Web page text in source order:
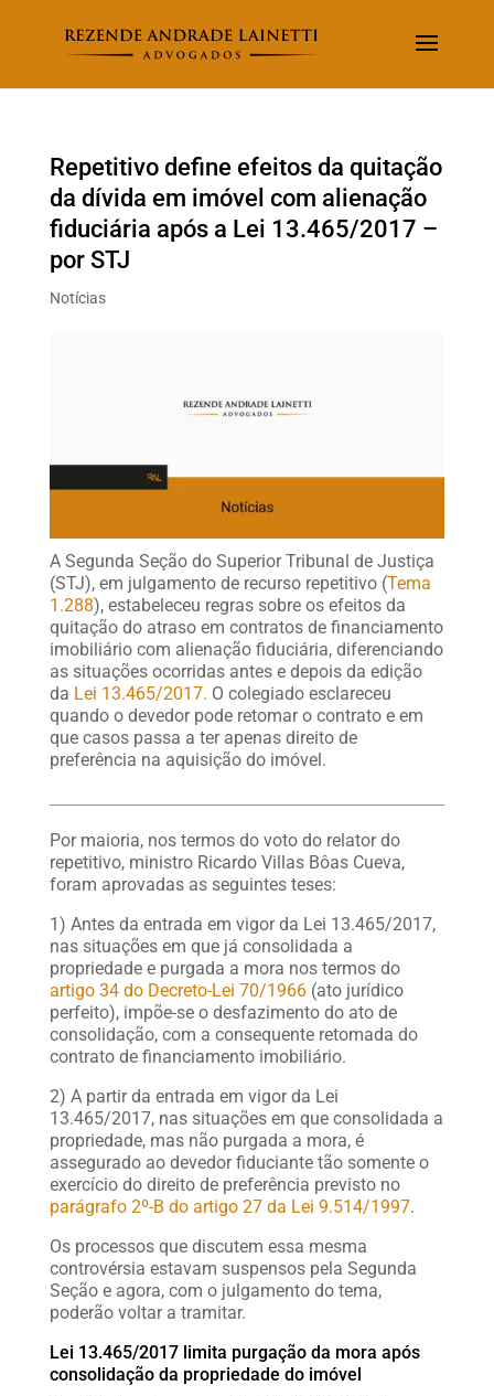
Repetitivo define efeitos da quitação
da dívida em imóvel com alienação
fiduciária após a Lei 13.465/2017 –
por STJ
Notícias
A Segunda Seção do Superior Tribunal de Justiça
(STJ), em julgamento de recurso repetitivo (Tema
1.288), estabeleceu regras sobre os efeitos da
quitação do atraso em contratos de financiamento
imobiliário com alienação fiduciária, diferenciando
as situações ocorridas antes e depois da edição
da Lei 13.465/2017. O colegiado esclareceu
quando o devedor pode retomar o contrato e em
que casos passa a ter apenas direito de
preferência na aquisição do imóvel.
Por maioria, nos termos do voto do relator do
repetitivo, ministro Ricardo Villas Bôas Cueva,
foram aprovadas as seguintes teses:
1) Antes da entrada em vigor da Lei 13.465/2017,
nas situações em que já consolidada a
propriedade e purgada a mora nos termos do
artigo 34 do Decreto-Lei 70/1966(ato jurídico
perfeito), impõe-se o desfazimento do ato de
consolidação, com a consequente retomada do
contrato de financiamento imobiliário.
2) A partir da entrada em vigor da Lei
13.465/2017, nas situações em que consolidada a
propriedade, mas não purgada a mora, é
assegurado ao devedor fiduciante tão somente o
exercício do direito de preferência previsto no
parágrafo 2º-B do artigo 27 da Lei 9.514/1997.
Os processos que discutem essa mesma
controvérsia estavam suspensos pela Segunda
Seção e agora, com o julgamento do tema,
poderão voltar a tramitar.
Lei 13.465/2017 limita purgação da mora após
consolidação da propriedade do imóvel